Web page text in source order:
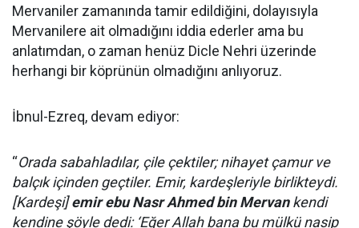
Mervaniler zamanında tamir edildiğini, dolayısıyla
Mervanilere ait olmadığını iddia ederler ama bu
anlatımdan, o zaman henüz Dicle Nehri üzerinde
herhangi bir köprünün olmadığını anlıyoruz.
İbnul-Ezreq, devam ediyor:
“Orada sabahladılar, çile çektiler; nihayet çamur ve
balçık içinden geçtiler. Emir, kardeşleriyle birlikteydi.
[Kardeşi]emir ebu Nasr Ahmed bin Mervankendi
kendine şöyle dedi: ‘Eğer Allah bana bu mülkü nasip